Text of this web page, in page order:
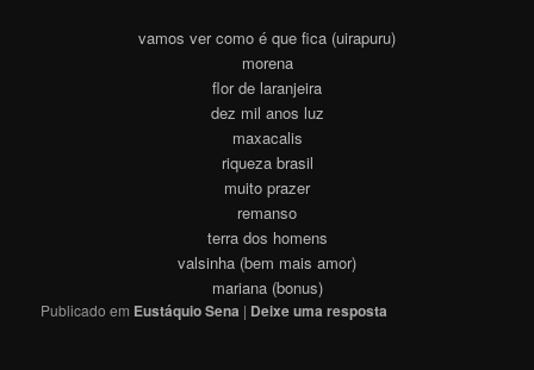
vamos ver como é que fica (uirapuru)
morena
flor de laranjeira
dez mil anos luz
maxacalis
riqueza brasil
muito prazer
remanso
terra dos homens
valsinha (bem mais amor)
mariana (bonus)
Publicado em Eustáquio Sena | Deixe uma resposta